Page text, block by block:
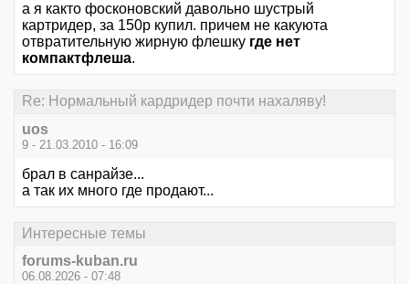
а я както фосконовский давольно шустрый
картридер, за 150р купил. причем не какуюта
отвратительную жирную флешку где нет
компактфлеша.
Re: Нормальный кардридер почти нахаляву!
uos
9 - 21.03.2010 - 16:09
брал в санрайзе...
а так их много где продают...
Интересные темы
forums-kuban.ru
06.08.2026 - 07:48